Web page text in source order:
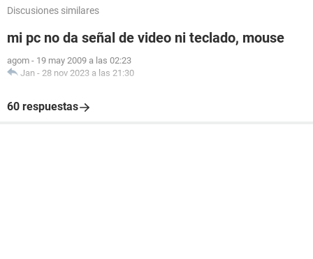
Discusiones similares
mi pc no da señal de video ni teclado, mouse
agom - 19 may 2009 a las 02:23
Jan - 28 nov 2023 a las 21:30
60 respuestas